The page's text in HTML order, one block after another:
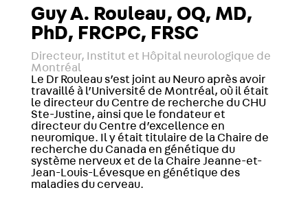
Guy A. Rouleau, OQ, MD,
PhD, FRCPC, FRSC
Directeur, Institut et Hôpital neurologique de
Montréal
Le Dr Rouleau s’est joint au Neuro après avoir
travaillé à l’Université de Montréal, où il était
le directeur du Centre de recherche du CHU
Ste-Justine, ainsi que le fondateur et
directeur du Centre d’excellence en
neuromique. Il y était titulaire de la Chaire de
recherche du Canada en génétique du
système nerveux et de la Chaire Jeanne-et-
Jean-Louis-Lévesque en génétique des
maladies du cerveau.